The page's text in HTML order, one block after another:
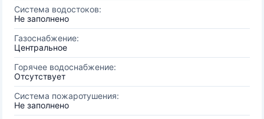
Система водостоков:
Не заполнено
Газоснабжение:
Центральное
Горячее водоснабжение:
Отсутствует
Система пожаротушения:
Не заполнено